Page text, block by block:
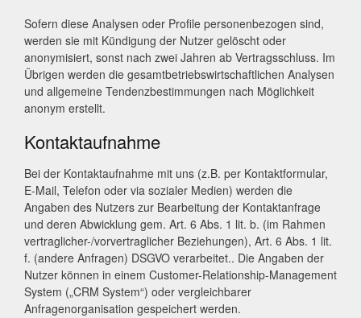
Sofern diese Analysen oder Profile personenbezogen sind,
werden sie mit Kündigung der Nutzer gelöscht oder
anonymisiert, sonst nach zwei Jahren ab Vertragsschluss. Im
Übrigen werden die gesamtbetriebswirtschaftlichen Analysen
und allgemeine Tendenzbestimmungen nach Möglichkeit
anonym erstellt.
Kontaktaufnahme
Bei der Kontaktaufnahme mit uns (z.B. per Kontaktformular,
E-Mail, Telefon oder via sozialer Medien) werden die
Angaben des Nutzers zur Bearbeitung der Kontaktanfrage
und deren Abwicklung gem. Art. 6 Abs. 1 lit. b. (im Rahmen
vertraglicher-/vorvertraglicher Beziehungen), Art. 6 Abs. 1 lit.
f. (andere Anfragen) DSGVO verarbeitet.. Die Angaben der
Nutzer können in einem Customer-Relationship-Management
System („CRM System“) oder vergleichbarer
Anfragenorganisation gespeichert werden.